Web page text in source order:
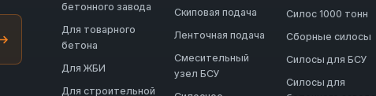
бетонного завода
Для товарного
бетона
Для ЖБИ
Для строительной
Скиповая подача
Ленточная подача
Смесительный
узел БСУ
Силос 1000 тонн
Сборные силосы
Силосы для БСУ
Силосы для